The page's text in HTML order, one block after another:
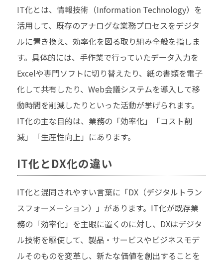
IT化とは、情報技術（Information Technology）を
活用して、既存のアナログな業務プロセスをデジタ
ルに置き換え、効率化を図る取り組み全般を指しま
す。具体的には、手作業で行っていたデータ入力を
Excelや専門ソフトに切り替えたり、紙の書類を電子
化して共有したり、Web会議システムを導入して移
動時間を削減したりといった活動が挙げられます。
IT化の主な目的は、業務の「効率化」「コスト削
減」「生産性向上」にあります。
IT化とDX化の違い
IT化と混同されやすい言葉に「DX（デジタルトラン
スフォーメーション）」があります。IT化が既存業
務の「効率化」を主眼に置くのに対し、DXはデジタ
ル技術を駆使して、製品・サービスやビジネスモデ
ルそのものを変革し、新たな価値を創出することを